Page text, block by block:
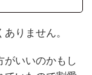
りません。
がいいのかもし